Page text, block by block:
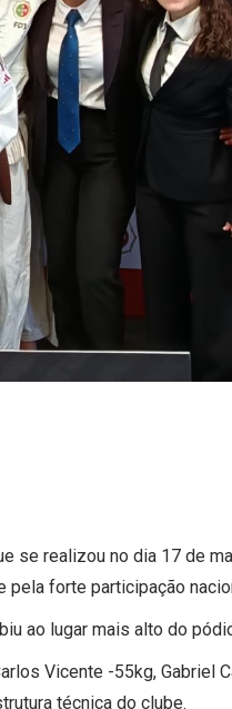
se realizou no dia 17 de
forte participação
ao lugar mais alto do
Vicente -55kg, Gabriel
técnica do clube.